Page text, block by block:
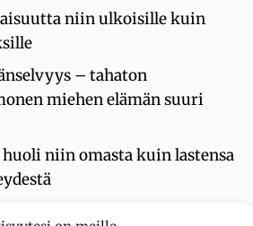
niin ulkoisille kuin
– tahaton
miehen elämän suuri
huoli niin omasta kuin lastensa